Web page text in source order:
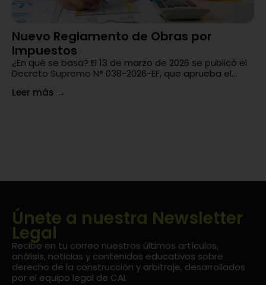
Nuevo Reglamento de Obras por
Impuestos
¿En qué se basa? El 13 de marzo de 2026 se publicó el
Decreto Supremo N° 038-2026-EF, que aprueba el...
Leer más →
Únete a nuestra Newsletter
Legal
Recibe en tu correo nuestros últimos artículos,
análisis, noticias y contenidos educativos sobre
derecho de la construcción y arbitraje, desarrollados
por el equipo legal de CAI.